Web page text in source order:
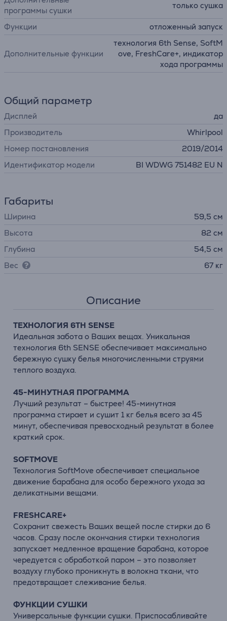
программы сушки
только сушка
Функции отложенный запуск
Дополнительные функции
технология 6th Sense, SoftM
ove, FreshCare+, индикатор
хода программы
Общий параметр
Дисплей
да
Производитель
Whirlpool
Номер постановления
2019/2014
Идентификатор модели
BI WDWG 751482 EU N
Габариты
Ширина
59,5 см
Высота
82 см
Глубина
54,5 см
Вес
67 кг
Описание
ТЕХНОЛОГИЯ 6TH SENSE
Идеальная забота о Ваших вещах. Уникальная
технология 6th SENSE обеспечивает максимально
бережную сушку белья многочисленными струями
теплого воздуха.
45-МИНУТНАЯ ПРОГРАММА
Лучший результат – быстрее! 45-минутная
программа стирает и сушит 1 кг белья всего за 45
минут, обеспечивая превосходный результат в более
краткий срок.
SOFTMOVE
Технология SoftMove обеспечивает специальное
движение барабана для особо бережного ухода за
деликатными вещами.
FRESHCARE+
Сохранит свежесть Ваших вещей после стирки до 6
часов. Сразу после окончания стирки технология
запускает медленное вращение барабана, которое
чередуется с обработкой паром – это позволяет
воздуху глубоко проникнуть в волокна ткани, что
предотвращает слеживание белья.
ФУНКЦИИ СУШКИ
Универсальные функции сушки. Приспосабливайте